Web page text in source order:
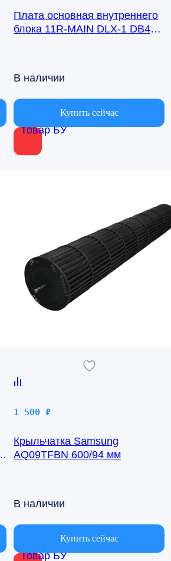
Товар БУ
Плата основная внутреннего
блока 11R-MAIN DLX-1 DB41-
В наличии
Купить сейчас
Товар БУ
1 500 ₽
Крыльчатка Samsung
AQ09TFBN 600/94 мм
В наличии
Купить сейчас